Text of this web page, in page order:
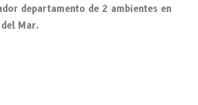
departamento de 2 ambientes en
Mar.